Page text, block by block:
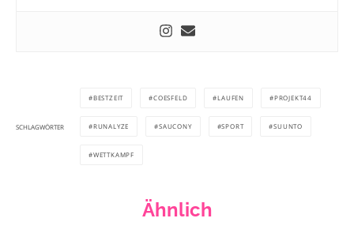
SCHLAGWÖRTER
BESTZEIT COESFELD LAUFEN PROJEKT44
RUNALYZE SAUCONY SPORT SUUNTO
WETTKAMPF
Ähnlich